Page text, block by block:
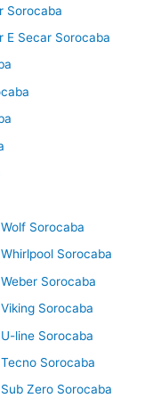
Sorocaba
E Secar Sorocaba
Sorocaba
Sorocaba
Sorocaba
Sorocaba
line Sorocaba
Sorocaba
Zero Sorocaba